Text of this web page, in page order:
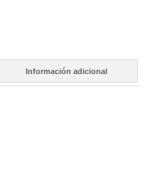
Información adicional